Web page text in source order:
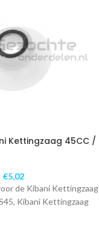
Kettingzaag 45CC /
€5,02
de Kibani Kettingzaag
Kibani Kettingzaag